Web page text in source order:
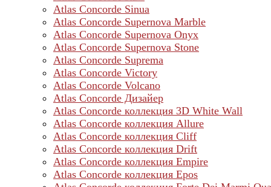
Atlas Concorde Sinua
Atlas Concorde Supernova Marble
Atlas Concorde Supernova Onyx
Atlas Concorde Supernova Stone
Atlas Concorde Suprema
Atlas Concorde Victory
Atlas Concorde Volcano
Atlas Concorde Дизайер
Atlas Concorde коллекция 3D White Wall
Atlas Concorde коллекция Allure
Atlas Concorde коллекция Cliff
Atlas Concorde коллекция Drift
Atlas Concorde коллекция Empire
Atlas Concorde коллекция Epos